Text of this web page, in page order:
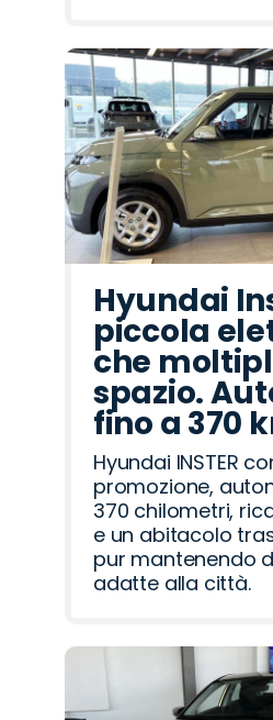
Hyundai
piccola
che
spazio.
fino a 370
Hyundai INSTER
promozione,
370 chilometri,
e un abitacolo
pur mantenendo
adatte alla città.